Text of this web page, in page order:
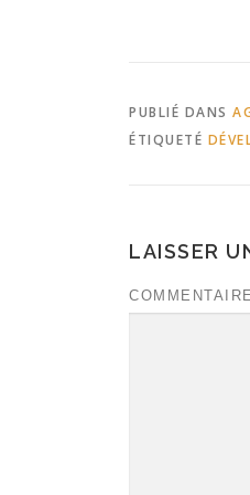
PUBLIÉ DANS
ÉTIQUETÉ
LAISSER